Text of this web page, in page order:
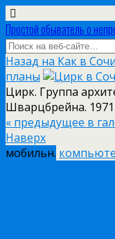
Простой обыватель о
Назад на Как в
планы
Цирк. Группа
Шварцбрейна. 1971
« предыдущее в
Наверх
мобильн.